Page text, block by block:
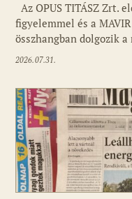
Az OPUS TITÁSZ Zrt.
figyelemmel és a
összhangban dolgozik
2026.07.31.